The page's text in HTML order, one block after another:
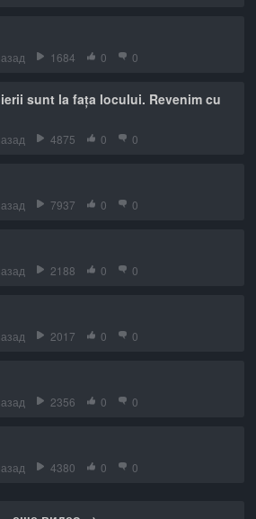
1684 0 0
sunt la fața locului. Revenim cu
4875 0 0
7937 0 0
2188 0 0
2017 0 0
2356 0 0
4380 0 0